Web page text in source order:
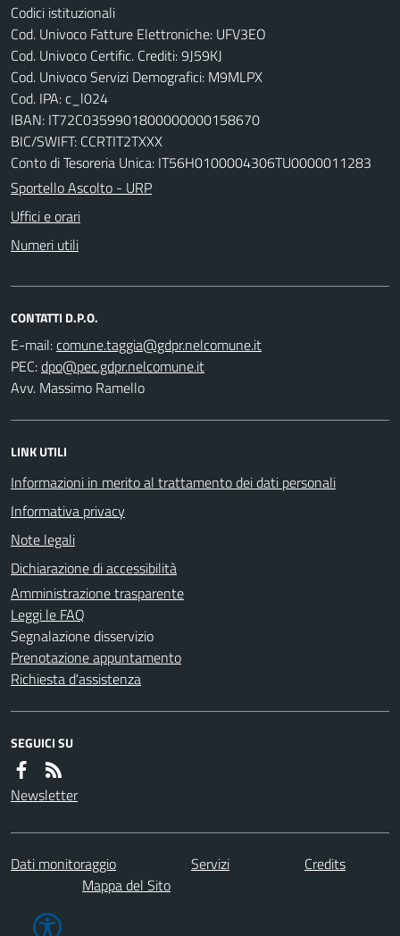
Codici istituzionali
Cod. Univoco Fatture Elettroniche: UFV3EO
Cod. Univoco Certific. Crediti: 9J59KJ
Cod. Univoco Servizi Demografici: M9MLPX
Cod. IPA: c_l024
IBAN: IT72C0359901800000000158670
BIC/SWIFT: CCRTIT2TXXX
Conto di Tesoreria Unica: IT56H0100004306TU0000011283
Sportello Ascolto - URP
Uffici e orari
Numeri utili
CONTATTI D.P.O.
E-mail:
PEC:
Avv. Massimo Ramello
LINK UTILI
Informazioni in merito al trattamento dei dati personali
Informativa privacy
Note legali
Dichiarazione di accessibilità
Amministrazione trasparente
Leggi le FAQ
Segnalazione disservizio
Prenotazione appuntamento
Richiesta d'assistenza
SEGUICI SU
Newsletter
Dati monitoraggio Servizi
Credits
Mappa del Sito